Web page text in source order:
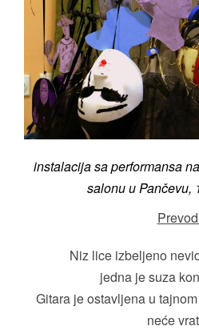
instalacija sa performansa
salonu u Pančevu,
Niz lice izbeljeno
jedna je suza
Gitara je ostavljena u
neće